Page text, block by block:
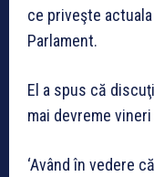
ce priveşte actuala
Parlament.
El a spus că
mai devreme
‘Având în vedere